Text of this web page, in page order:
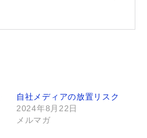
自社メディアの放置リスク
2024年8月22日
メルマガ